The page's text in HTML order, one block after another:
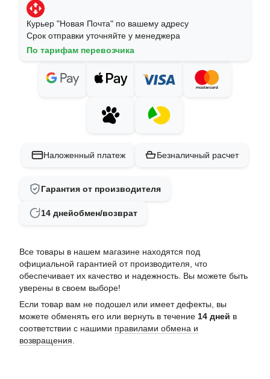
Курьер "Новая Почта" по вашему адресу
Срок отправки уточняйте у менеджера
По тарифам перевозчика
Наложенный платеж Безналичный расчет
Гарантия от производителя
14 днейобмен/возврат
Все товары в нашем магазине находятся под
официальной гарантией от производителя, что
обеспечивает их качество и надежность. Вы можете быть
уверены в своем выборе!
Если товар вам не подошел или имеет дефекты, вы
можете обменять его или вернуть в течение 14 дней в
соответствии с нашими правилами обмена и
возвращения